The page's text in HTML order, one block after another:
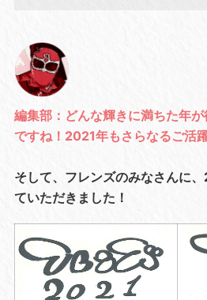
編集部：どんな輝きに満ちた年
ですね！2021年もさらなるご活
そして、フレンズのみなさんに
ていただきました！